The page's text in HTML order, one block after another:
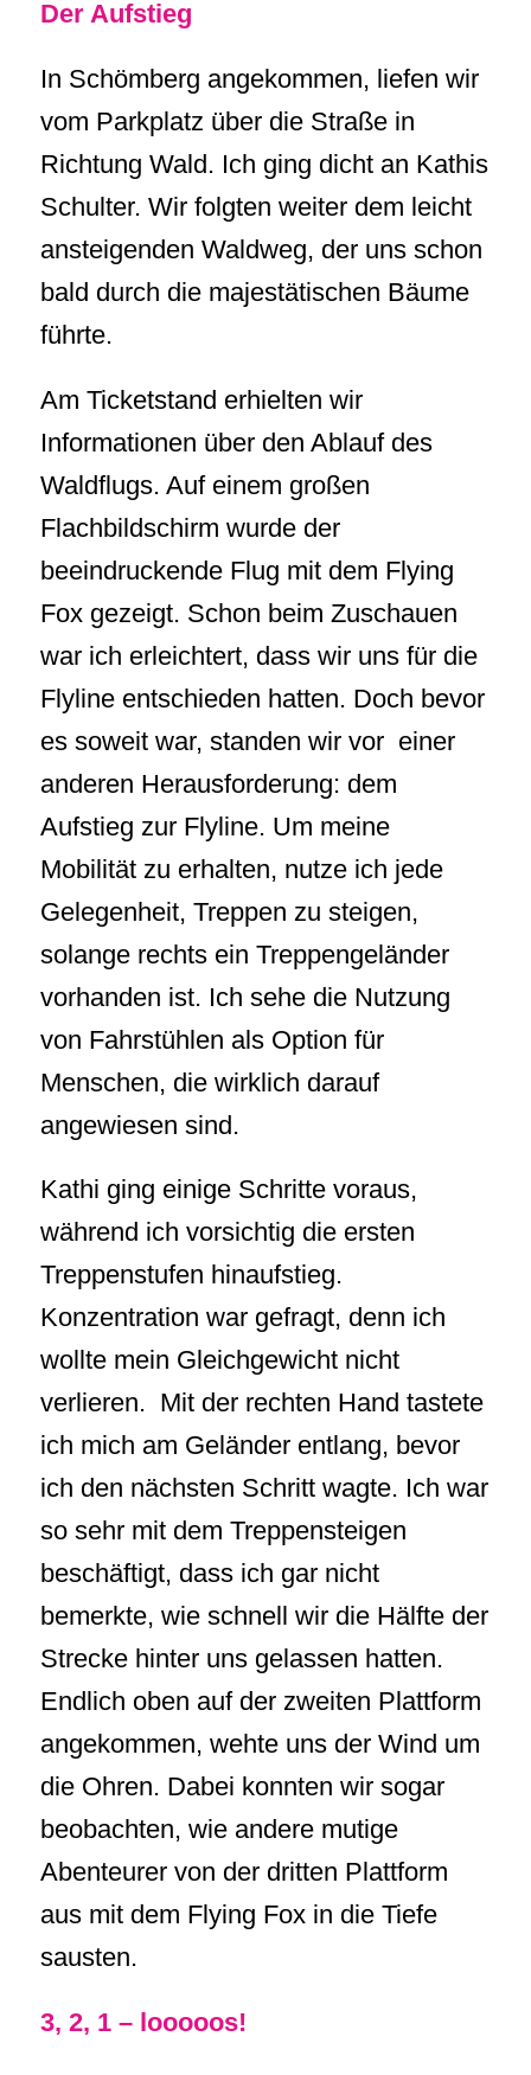
Der Aufstieg
In Schömberg angekommen, liefen wir
vom Parkplatz über die Straße in
Richtung Wald. Ich ging dicht an Kathis
Schulter. Wir folgten weiter dem leicht
ansteigenden Waldweg, der uns schon
bald durch die majestätischen Bäume
führte.
Am Ticketstand erhielten wir
Informationen über den Ablauf des
Waldflugs. Auf einem großen
Flachbildschirm wurde der
beeindruckende Flug mit dem Flying
Fox gezeigt. Schon beim Zuschauen
war ich erleichtert, dass wir uns für die
Flyline entschieden hatten. Doch bevor
es soweit war, standen wir vor einer
anderen Herausforderung: dem
Aufstieg zur Flyline. Um meine
Mobilität zu erhalten, nutze ich jede
Gelegenheit, Treppen zu steigen,
solange rechts ein Treppengeländer
vorhanden ist. Ich sehe die Nutzung
von Fahrstühlen als Option für
Menschen, die wirklich darauf
angewiesen sind.
Kathi ging einige Schritte voraus,
während ich vorsichtig die ersten
Treppenstufen hinaufstieg.
Konzentration war gefragt, denn ich
wollte mein Gleichgewicht nicht
verlieren. Mit der rechten Hand tastete
ich mich am Geländer entlang, bevor
ich den nächsten Schritt wagte. Ich war
so sehr mit dem Treppensteigen
beschäftigt, dass ich gar nicht
bemerkte, wie schnell wir die Hälfte der
Strecke hinter uns gelassen hatten.
Endlich oben auf der zweiten Plattform
angekommen, wehte uns der Wind um
die Ohren. Dabei konnten wir sogar
beobachten, wie andere mutige
Abenteurer von der dritten Plattform
aus mit dem Flying Fox in die Tiefe
sausten.
3, 2, 1 – looooos!